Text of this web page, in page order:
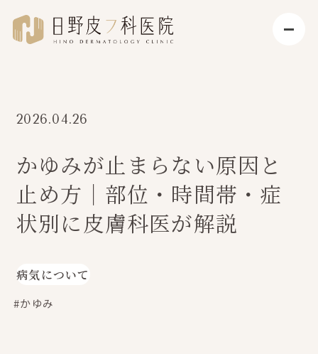
2026.04.26
かゆみが止まらない原因と
止め方｜部位・時間帯・症
状別に皮膚科医が解説
病気について
#かゆみ